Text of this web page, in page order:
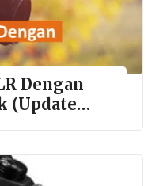
Dengan
(Update